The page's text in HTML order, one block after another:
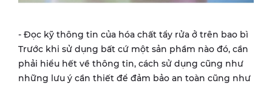
- Đọc kỹ thông tin của hóa chất tẩy rửa ở trên bao bì
Trước khi sử dụng bất cứ một sản phầm nào đó, cần
phải hiểu hết về thông tin, cách sử dụng cũng như
những lưu ý cần thiết để đảm bảo an toàn cũng như